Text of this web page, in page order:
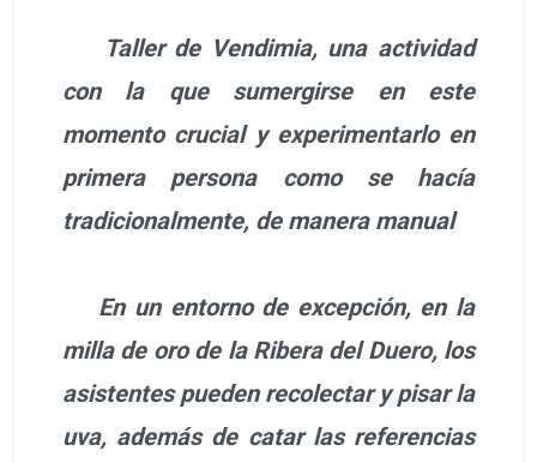
Taller de Vendimia, una actividad
con la que sumergirse en este
momento crucial y experimentarlo en
primera persona como se hacía
tradicionalmente, de manera manual
En un entorno de excepción, en la
milla de oro de la Ribera del Duero, los
asistentes pueden recolectar y pisar la
uva, además de catar las referencias